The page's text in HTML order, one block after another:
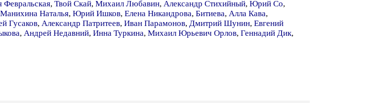
Февральская, Твой Скай, Михаил Любавин, Александр Стихийный, Юрий Со,
Манихина Наталья, Юрий Ишков, Елена Никандрова, Битиева, Алла Кава,
Гусаков, Александр Патритеев, Иван Парамонов, Дмитрий Шунин, Евгений
, Андрей Недавний, Инна Туркина, Михаил Юрьевич Орлов, Геннадий Дик,